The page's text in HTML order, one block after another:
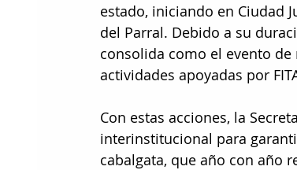
estado, iniciando en Ciudad
del Parral. Debido a su
consolida como el evento
actividades apoyadas por
Con estas acciones, la
interinstitucional para
cabalgata, que año con año